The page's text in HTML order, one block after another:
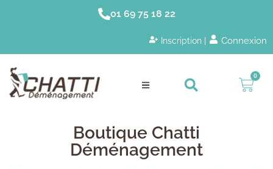
01 69 75 18 22
Inscription | Connexion
0
Boutique Chatti
Déménagement